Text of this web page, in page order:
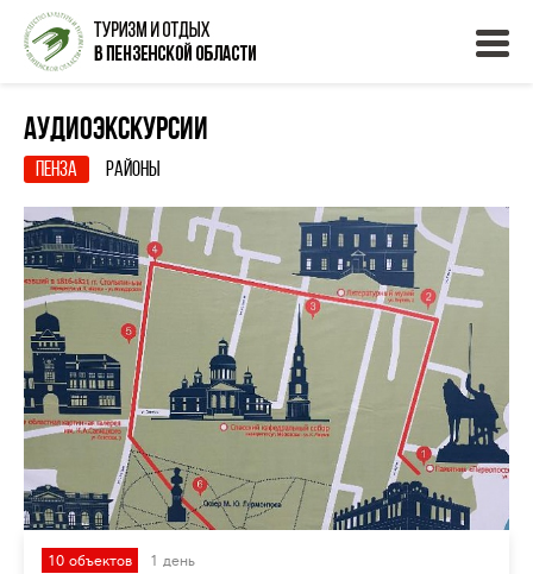
Аудиоэкскурсии
Пенза Районы
10 объектов 1 день